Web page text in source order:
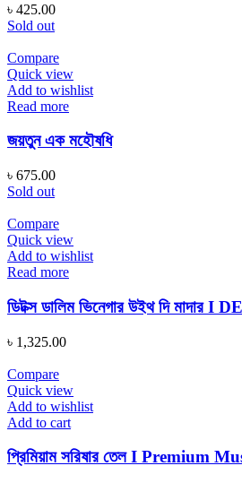
৳ 425.00
Sold out
Compare
Quick view
Add to wishlist
Read more
জয়তুন এক মহৌষধি
৳ 675.00
Sold out
Compare
Quick view
Add to wishlist
Read more
ডিটক্স ডালিম ভিনেগার উইথ দি
৳ 1,325.00
Compare
Quick view
Add to wishlist
Add to cart
প্রিমিয়াম সরিষার তেল I Premium